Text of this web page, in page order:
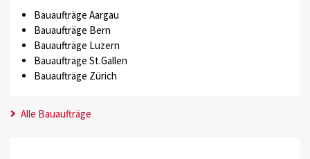
Bauaufträge Aargau
Bauaufträge Bern
Bauaufträge Luzern
Bauaufträge St.Gallen
Bauaufträge Zürich
Alle Bauaufträge